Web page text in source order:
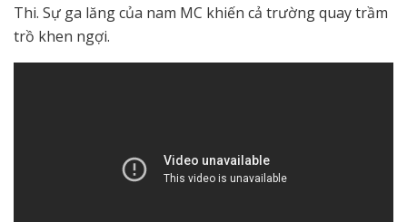
Thi. Sự ga lăng của nam MC khiến cả trường quay trầm
trồ khen ngợi.